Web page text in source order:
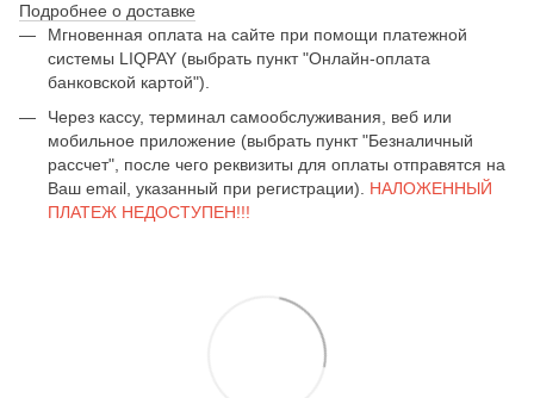
Подробнее о доставке
Мгновенная оплата на сайте при помощи платежной
системы LIQPAY (выбрать пункт "Онлайн-оплата
банковской картой").
Через кассу, терминал самообслуживания, веб или
мобильное приложение (выбрать пункт "Безналичный
рассчет", после чего реквизиты для оплаты отправятся на
Ваш email, указанный при регистрации). НАЛОЖЕННЫЙ
ПЛАТЕЖ НЕДОСТУПЕН!!!